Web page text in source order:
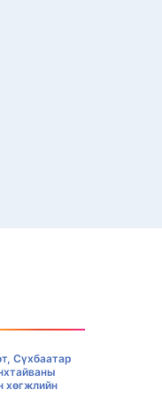
Сүхбаатар
хөгжлийн